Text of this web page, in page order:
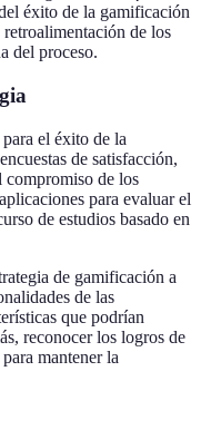
éxito de la gamificación
de los
del proceso.
el éxito de la
de satisfacción,
compromiso de los
para evaluar el
de estudios basado en
de gamificación a
de las
que podrían
reconocer los logros de
mantener la